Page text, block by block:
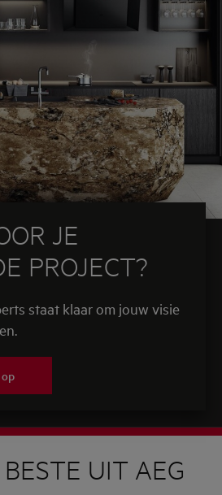
waardoor ze energie-
zijn.
waarbij er altijd iemand
aan te nemen en
biedt gemak en waarborgt
net als de CCTV en
JE
PROJECT?
staat klaar om jouw visie
UIT AEG